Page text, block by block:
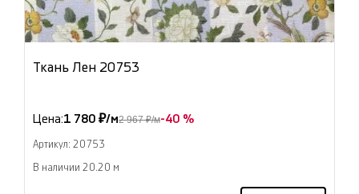
Ткань Лен 20753
Цена:1 780 ₽/м2 967 ₽/м-40 %
Артикул: 20753
В наличии 20.20 м